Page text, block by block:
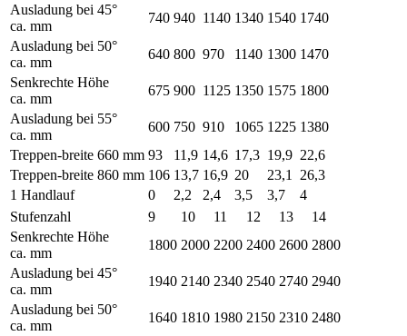
Ausladung bei 45°
ca. mm
740 940 1140 1340 1540 1740
Ausladung bei 50°
ca. mm
640 800 970 1140 1300 1470
Senkrechte Höhe
ca. mm
675 900 1125 1350 1575 1800
Ausladung bei 55°
ca. mm
600 750 910 1065 1225 1380
Treppen-breite 660 mm 93 11,9 14,6 17,3 19,9 22,6
Treppen-breite 860 mm 106 13,7 16,9 20 23,1
26,3
1 Handlauf
0 2,2 2,4 3,5 3,7
4
Stufenzahl
9 10 11 12 13
14
Senkrechte Höhe
ca. mm
1800 2000 2200 2400 2600 2800
Ausladung bei 45°
ca. mm
1940 2140 2340 2540 2740 2940
Ausladung bei 50°
ca. mm
1640 1810 1980 2150 2310 2480